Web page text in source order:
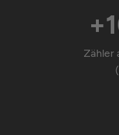
Zähler